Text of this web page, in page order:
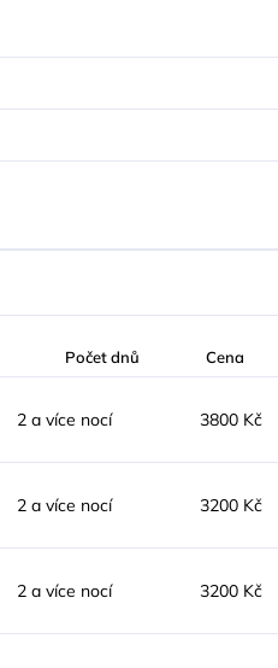
Počet dnů Cena
2 a více nocí 3800 Kč
2 a více nocí 3200 Kč
2 a více nocí 3200 Kč